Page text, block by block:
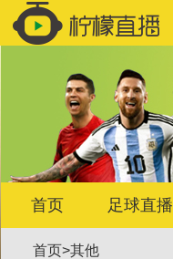
首页 足球直播
首页>其他